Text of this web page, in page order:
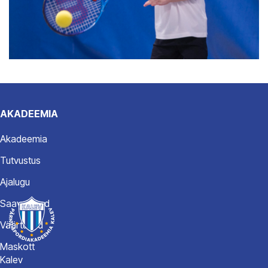
AKADEEMIA
Akadeemia
Tutvustus
Ajalugu
Saavutused
Väärtused
Maskott
Kalev